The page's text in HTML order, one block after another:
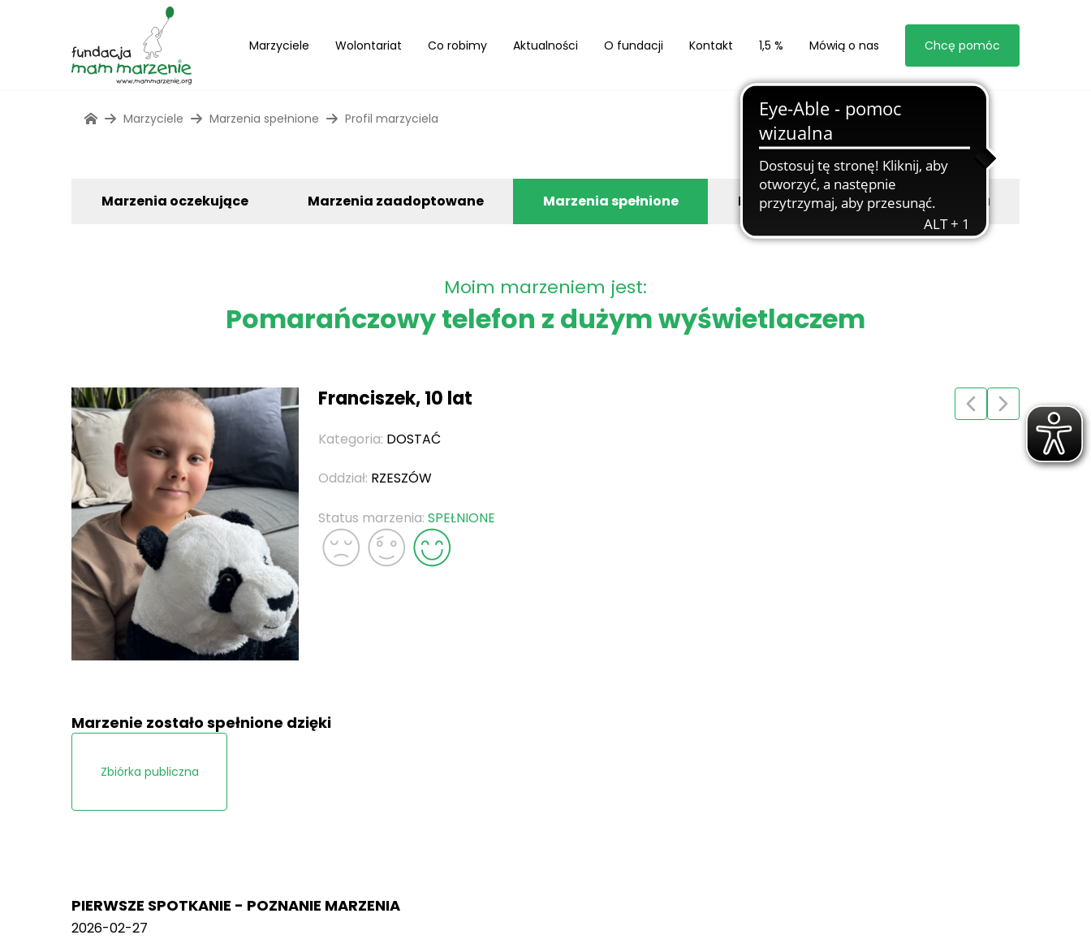
Marzyciele Wolontariat Co robimy Aktualności O fundacji Kontakt 1,5 % Mówią o nas Chcę pomóc
Marzyciele Marzenia spełnione Profil marzyciela
Marzenia oczekujące Marzenia zaadoptowane Marzenia spełnione Byli z nami Zgłoś marzyciela
Moim marzeniem jest:
Pomarańczowy telefon z dużym wyświetlaczem
Franciszek, 10 lat
Kategoria: DOSTAĆ
Oddział: RZESZÓW
Status marzenia: SPEŁNIONE
Marzenie zostało spełnione dzięki
Zbiórka publiczna
PIERWSZE SPOTKANIE - POZNANIE MARZENIA
2026-02-27